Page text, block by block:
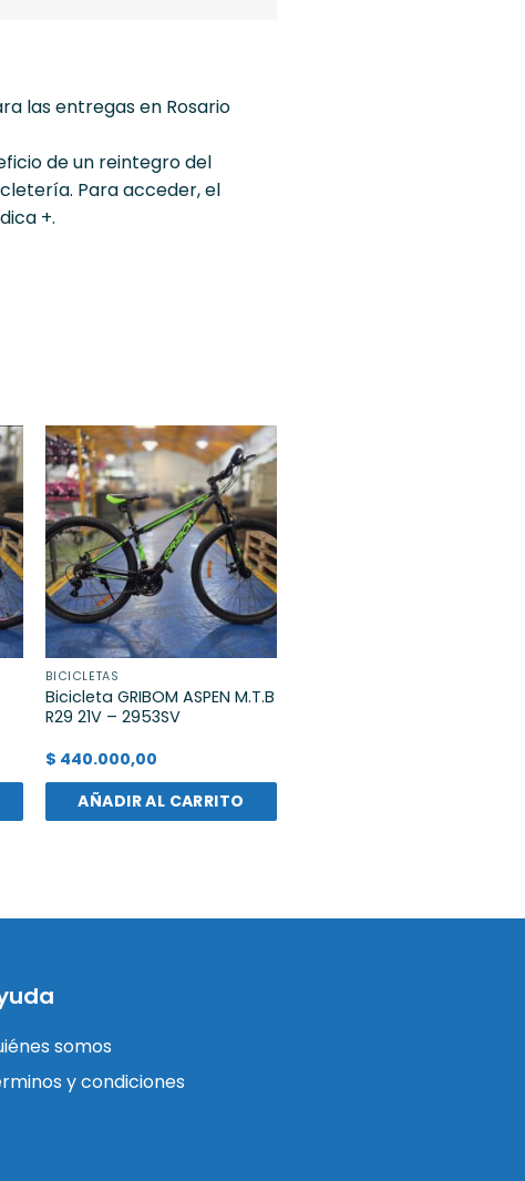
las entregas en Rosario
de un reintegro del
Para acceder, el
+.
BICICLETAS
Bicicleta GRIBOM ASPEN M.T.B
R29 21V – 2953SV
$ 440.000,00
AÑADIR AL CARRITO
somos
y condiciones